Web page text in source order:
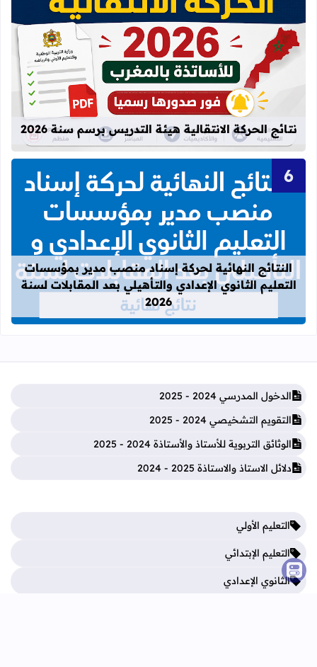
قراءة المزيد عن نتائج الحركة
نتائج الحركة الانتقالية هيئة التدريس برسم سنة 2026
قراءة المزيد عن النتائج النهائية
النتائج النهائية لحركة إسناد منصب مدير بمؤسسات
التعليم الثانوي الإعدادي والتأهيلي بعد المقابلات لسنة
2026
الدخول المدرسي 2024 - 2025
التقويم التشخيصي 2024 - 2025
الوثائق التربوية للأستاذ والأستاذة 2024 - 2025
دلائل الاستاذ والاستاذة 2025 - 2024
التعليم الأولي
التعليم الإبتدائي
الثانوي الإعدادي